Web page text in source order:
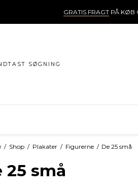
GRATIS FRAGTPÅ KØB
/ Shop / Plakater / Figurerne / De 25 små
25 små